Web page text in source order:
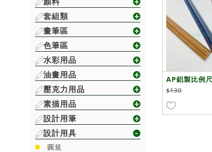
套組類
畫筆區
色筆區
水彩用品
油畫用品
壓克力用品
素描用品
設計用筆
設計用具
圓規
AP鋁製比例
$130